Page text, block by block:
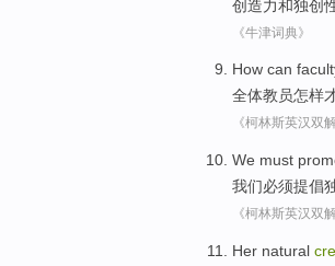
创造力和独创
《牛津词典》
How can
全体教员怎样
《柯林斯英汉双
We must
我们必须提倡
《柯林斯英汉双
Her natural